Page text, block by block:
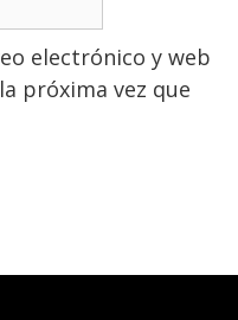
electrónico y web
próxima vez que